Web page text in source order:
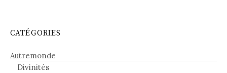
CATÉGORIES
Autremonde
Divinités